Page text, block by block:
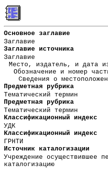
Основное заглавие
Заглавие
Заглавие источника
Заглавие
Место, издатель, и дата
Обозначение и номер
Сведения о
Предметная рубрика
Тематический термин
Предметная рубрика
Тематический термин
Классификационный индекс
УДК
Классификационный индекс
ГРНТИ
Источник каталогизации
Учреждение осуществившее
каталогизацию